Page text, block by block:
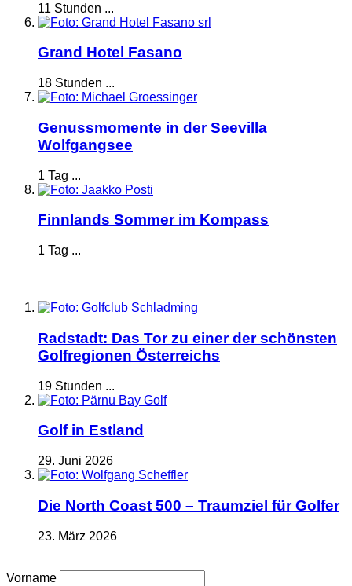
11 Stunden ...
Grand Hotel Fasano
18 Stunden ...
Genussmomente in der Seevilla
Wolfgangsee
1 Tag ...
Finnlands Sommer im Kompass
1 Tag ...
Radstadt: Das Tor zu einer der schönsten
Golfregionen Österreichs
19 Stunden ...
Golf in Estland
29. Juni 2026
Die North Coast 500 – Traumziel für Golfer
23. März 2026
Vorname